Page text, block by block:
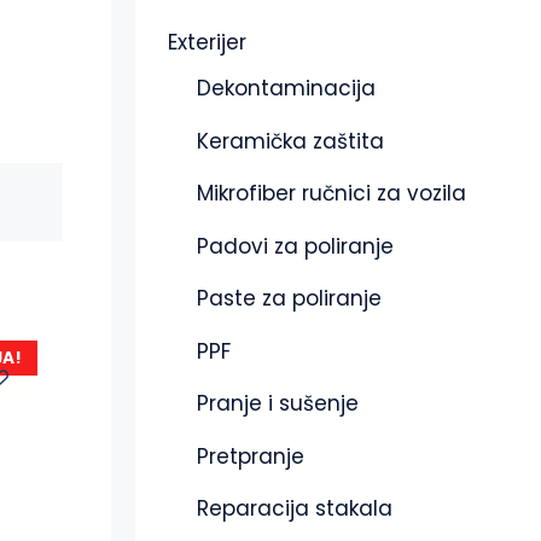
Exterijer
Dekontaminacija
Keramička zaštita
Mikrofiber ručnici za vozila
Padovi za poliranje
Paste za poliranje
PPF
Pranje i sušenje
Pretpranje
Reparacija stakala